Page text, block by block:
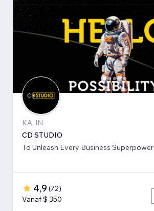
KA, IN
CD STUDIO
To Unleash Every Business Superpower
4,9 (72)
Vanaf $ 350